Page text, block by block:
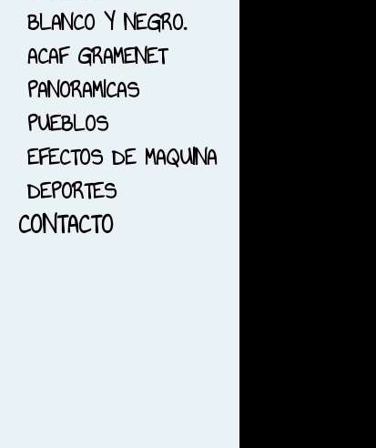
12-EL PARK GUELL
13-EL BOSC DE LES
CREUS
14-FOTOGRAFÍA DE EPOCA
15-SESIÓNES CON
MODELOS
16-PAISAJE
17-FOTOGRAFÍA PANORAMICA
BLANCO Y NEGRO.
ACAF GRAMENET
PANORAMICAS
PUEBLOS
EFECTOS DE MAQUINA
DEPORTES
CONTACTO